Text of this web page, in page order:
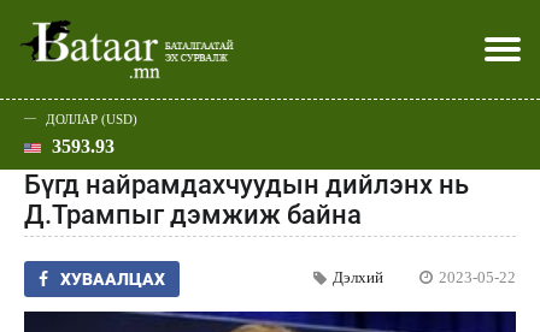
Эхлэл
Улс төр
Нийгэм
Эдийн засаг
Дэлхий
Спорт
Шар
Батаар юу хэлэв
Хэвлэл мэдээллээр
ДОЛЛАР (USD)
3593.93
Бүгд найрамдахчуудын дийлэнх нь
Д.Трампыг дэмжиж байна
ХУВААЛЦАХ Дэлхий 2023-05-22